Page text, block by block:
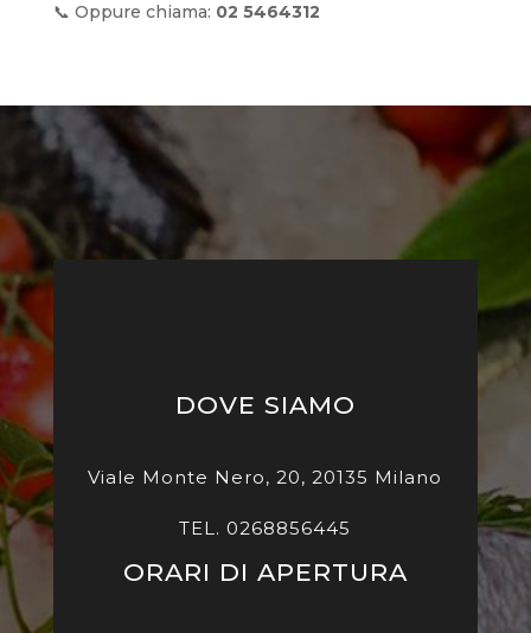
📞 Oppure chiama: 02 5464312
DOVE SIAMO
Viale Monte Nero, 20, 20135 Milano
TEL. 0268856445
ORARI DI APERTURA